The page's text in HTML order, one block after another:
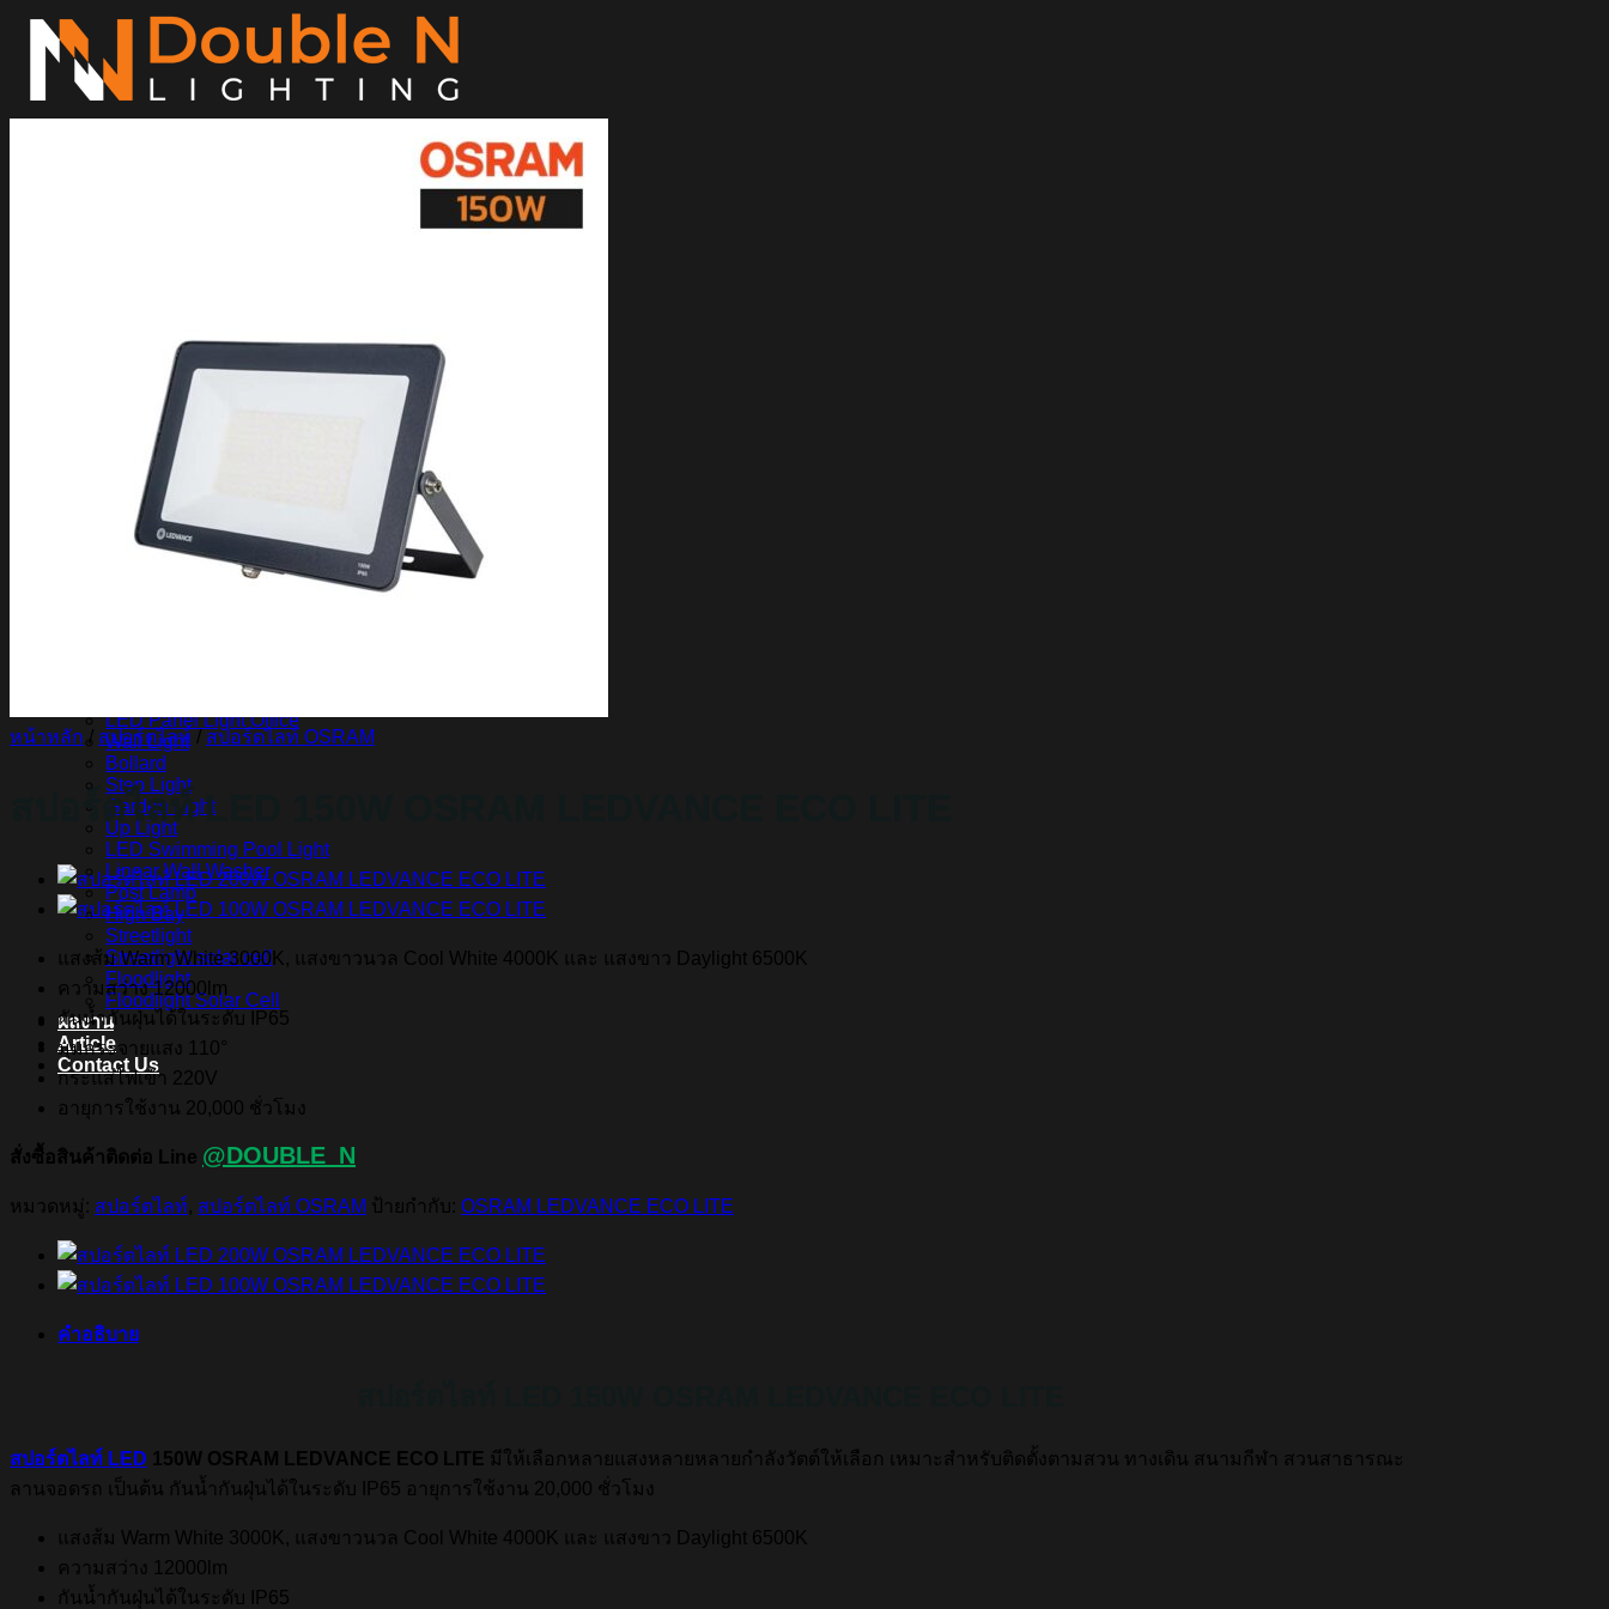
ข้าม
Magnetic Light
DOWNLIGHT E27
DOWNLIGHT AR111
Downlight LED COB
DOWNLIGHT GU10 MR16 MR11
หลอดไฟ LED
หลอดไฟ LED MEGAMAN
หลอดไฟ LED LAMPO
LED Panel Light Office
Wall Light
Bollard
Step Light
Garden Light
Up Light
LED Swimming Pool Light
Linear Wall Washer
Post Lamp
High Bay
Streetlight
Streetlight solar cell
Floodlight
Floodlight Solar Cell
ผลงาน
Article
Contact Us
หน้าหลัก / สปอร์ตไลท์ / สปอร์ตไลท์ OSRAM
สปอร์ตไลท์ LED 150W OSRAM LEDVANCE ECO LITE
แสงส้ม Warm White 3000K, แสงขาวนวล Cool White 4000K และ แสงขาว Daylight 6500K
ความสว่าง 12000lm
กันน้ำกันฝุ่นได้ในระดับ IP65
มุมกระจายแสง 110°
กระแสไฟเข้า 220V
อายุการใช้งาน 20,000 ชั่วโมง
สั่งซื้อสินค้าติดต่อ Line @DOUBLE_N
หมวดหมู่: สปอร์ตไลท์, สปอร์ตไลท์ OSRAM ป้ายกำกับ: OSRAM LEDVANCE ECO LITE
คำอธิบาย
สปอร์ตไลท์ LED 150W OSRAM LEDVANCE ECO LITE มีให้เลือกหลายแสงหลายหลายกำลังวัตต์ให้เลือก เหมาะสำหรับติดตั้งตามสวน ทางเดิน สนามกีฬา สวนสาธารณะ
ลานจอดรถ เป็นต้น กันน้ำกันฝุ่นได้ในระดับ IP65 อายุการใช้งาน 20,000 ชั่วโมง
แสงส้ม Warm White 3000K, แสงขาวนวล Cool White 4000K และ แสงขาว Daylight 6500K
ความสว่าง 12000lm
กันน้ำกันฝุ่นได้ในระดับ IP65